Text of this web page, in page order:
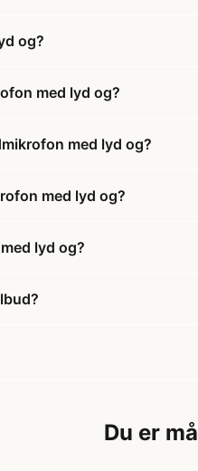
og?
med lyd og?
med lyd og?
med lyd og?
lyd og?
Du er